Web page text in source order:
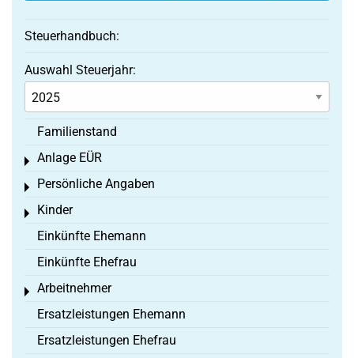
Steuerhandbuch:
Auswahl Steuerjahr:
Familienstand
Anlage EÜR
Toggle menu
Persönliche Angaben
Toggle menu
Kinder
Toggle menu
Einkünfte Ehemann
Einkünfte Ehefrau
Arbeitnehmer
Toggle menu
Ersatzleistungen Ehemann
Ersatzleistungen Ehefrau